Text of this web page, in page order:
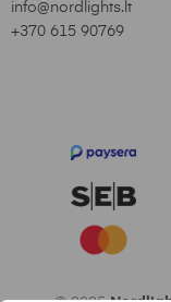
info@nordlights.lt
+370 615 90769